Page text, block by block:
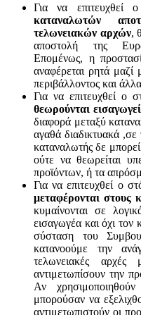
Για να επιτευχθεί
καταναλωτών
τελωνειακών αρχών,
αποστολή της
Επομένως, η
αναφέρεται ρητά
περιβάλλοντος και
Για να επιτευχθεί ο
θεωρούνται
διαφορά μεταξύ
αγαθά διαδικτυακά
καταναλωτής δε
ούτε να θεωρείται
προϊόντων, ή τα
Για να επιτευχθεί ο
μεταφέρονται στους
κυμαίνονται σε
εισαγωγέα και όχι
σύσταση του
κατανοούμε την
τελωνειακές
αντιμετωπίσουν την
Αν
μπορούσαν να
αντιμετωπιστούν οι